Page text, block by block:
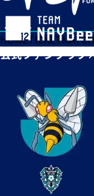
HOMETICKETMATCH